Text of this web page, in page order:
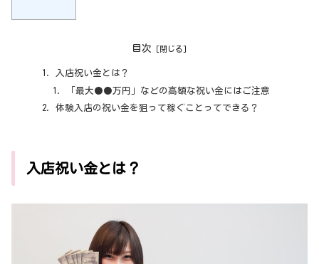
目次
入店祝い金とは？
「最大●●万円」などの高額な祝い金にはご注意
体験入店の祝い金を狙って稼ぐことってできる？
入店祝い金とは？